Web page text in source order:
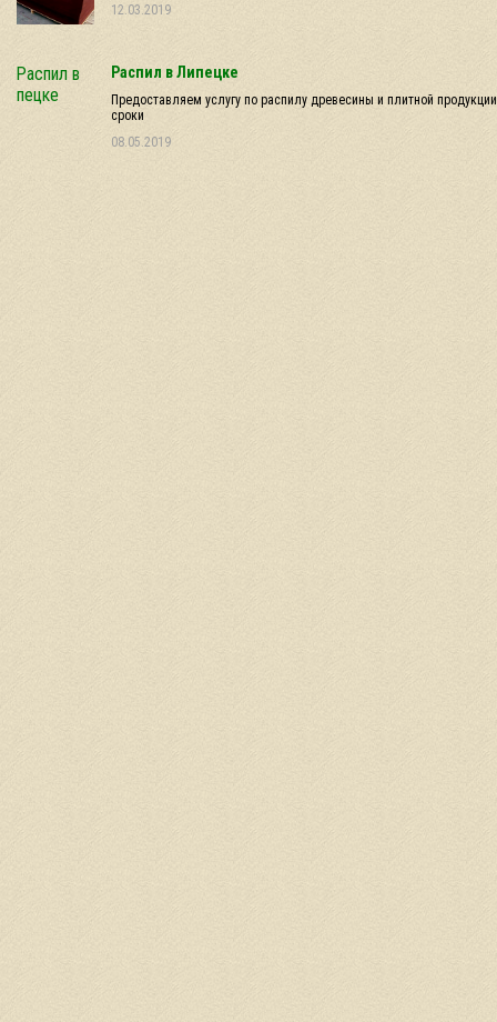
12.03.2019
Распил в Липецке
Предоставляем услугу по распилу древесины и плитной
сроки
08.05.2019